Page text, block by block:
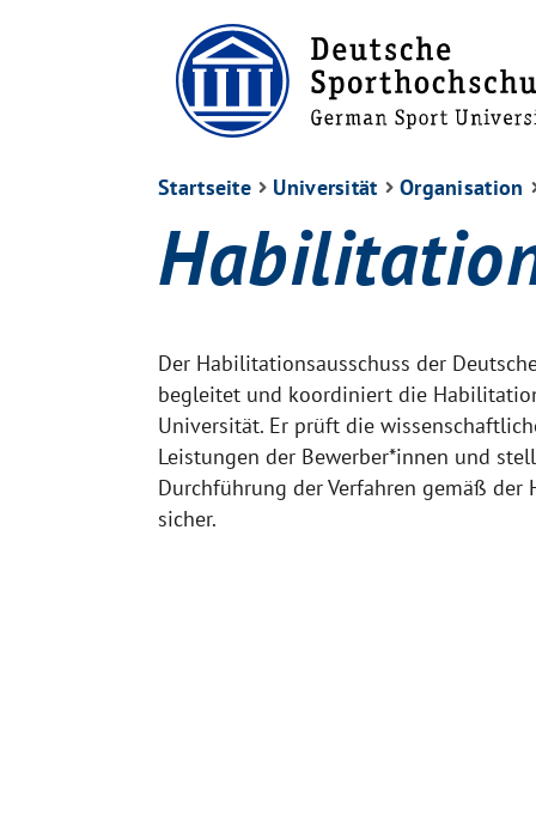
Startseite Universität Organisation
Der Habilitationsausschuss der
begleitet und koordiniert die
Universität. Er prüft die
Leistungen der Bewerber*innen und
Durchführung der Verfahren gemäß
sicher.